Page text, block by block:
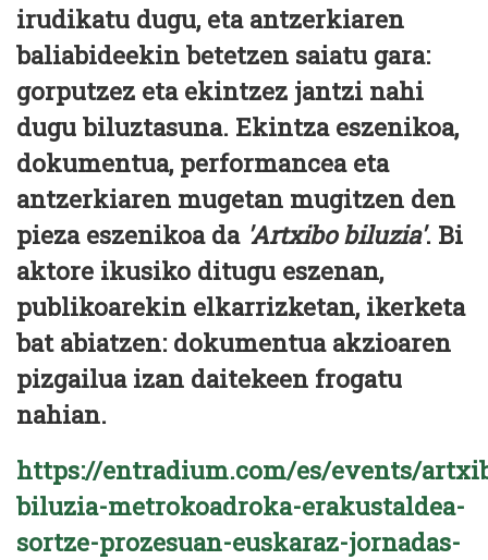
irudikatu dugu, eta antzerkiaren
baliabideekin betetzen saiatu gara:
gorputzez eta ekintzez jantzi nahi
dugu biluztasuna. Ekintza eszenikoa,
dokumentua, performancea eta
antzerkiaren mugetan mugitzen den
pieza eszenikoa da 'Artxibo biluzia'. Bi
aktore ikusiko ditugu eszenan,
publikoarekin elkarrizketan, ikerketa
bat abiatzen: dokumentua akzioaren
pizgailua izan daitekeen frogatu
nahian.
https://entradium.com/es/events/
biluzia-metrokoadroka-erakustaldea-
sortze-prozesuan-euskaraz-jornadas-